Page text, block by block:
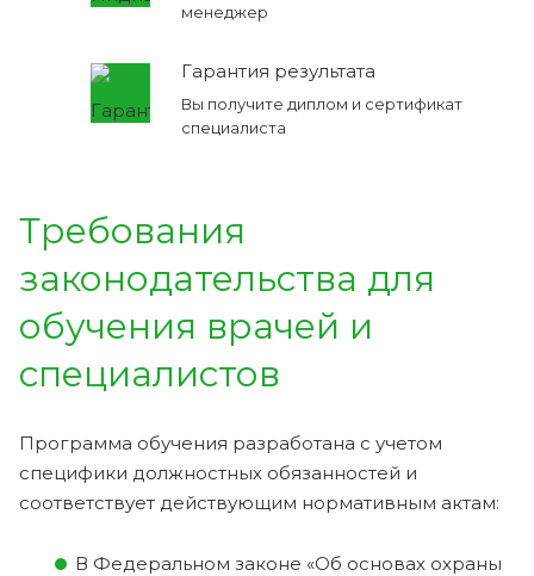
менеджер
Гарантия результата
Вы получите диплом и сертификат
специалиста
Требования
законодательства для
обучения врачей и
специалистов
Программа обучения разработана с учетом
специфики должностных обязанностей и
соответствует действующим нормативным актам:
В Федеральном законе «Об основах охраны